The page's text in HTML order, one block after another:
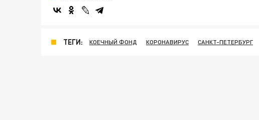
ТЕГИ: КОЕЧНЫЙ ФОНД КОРОНАВИРУС САНКТ-ПЕТЕРБУРГ